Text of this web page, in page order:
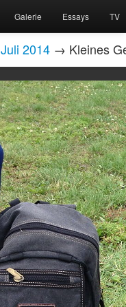
Galerie Essays TV
Juli 2014 → Kleines